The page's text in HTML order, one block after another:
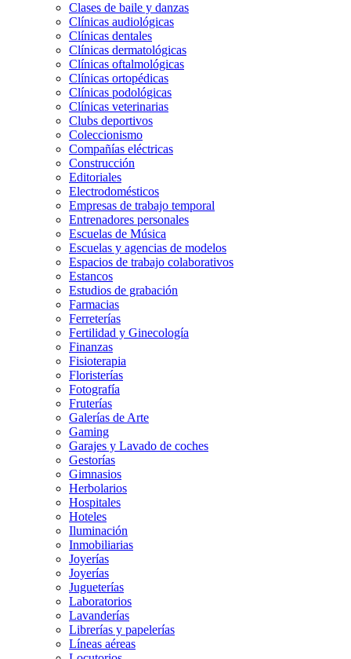
Clases de baile y danzas
Clínicas audiológicas
Clínicas dentales
Clínicas dermatológicas
Clínicas oftalmológicas
Clínicas ortopédicas
Clínicas podológicas
Clínicas veterinarias
Clubs deportivos
Coleccionismo
Compañías eléctricas
Construcción
Editoriales
Electrodomésticos
Empresas de trabajo temporal
Entrenadores personales
Escuelas de Música
Escuelas y agencias de modelos
Espacios de trabajo colaborativos
Estancos
Estudios de grabación
Farmacias
Ferreterías
Fertilidad y Ginecología
Finanzas
Fisioterapia
Floristerías
Fotografía
Fruterías
Galerías de Arte
Gaming
Garajes y Lavado de coches
Gestorías
Gimnasios
Herbolarios
Hospitales
Hoteles
Iluminación
Inmobiliarias
Joyerías
Joyerías
Jugueterías
Laboratorios
Lavanderías
Librerías y papelerías
Líneas aéreas